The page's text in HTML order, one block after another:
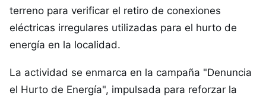
terreno para verificar el retiro de conexiones
eléctricas irregulares utilizadas para el hurto de
energía en la localidad.
La actividad se enmarca en la campaña "Denuncia
el Hurto de Energía", impulsada para reforzar la